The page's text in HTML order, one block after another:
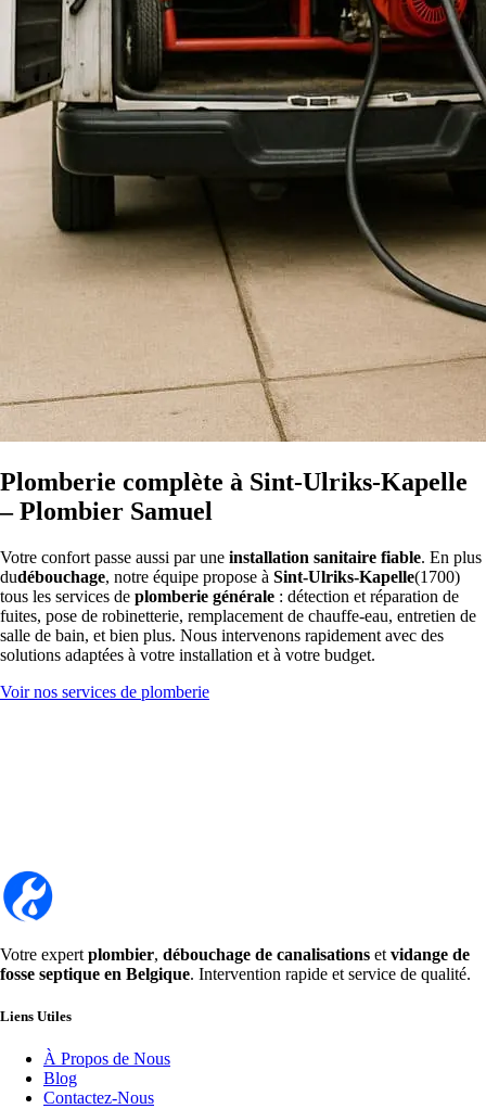
Plomberie complète à Sint-Ulriks-Kapelle
– Plombier Samuel
Votre confort passe aussi par une installation sanitaire fiable. En plus
dudébouchage, notre équipe propose à Sint-Ulriks-Kapelle(1700)
tous les services de plomberie générale : détection et réparation de
fuites, pose de robinetterie, remplacement de chauffe-eau, entretien de
salle de bain, et bien plus. Nous intervenons rapidement avec des
solutions adaptées à votre installation et à votre budget.
Voir nos services de plomberie
Votre expert plombier, débouchage de canalisations et vidange de
fosse septique en Belgique. Intervention rapide et service de qualité.
Liens Utiles
À Propos de Nous
Blog
Contactez-Nous